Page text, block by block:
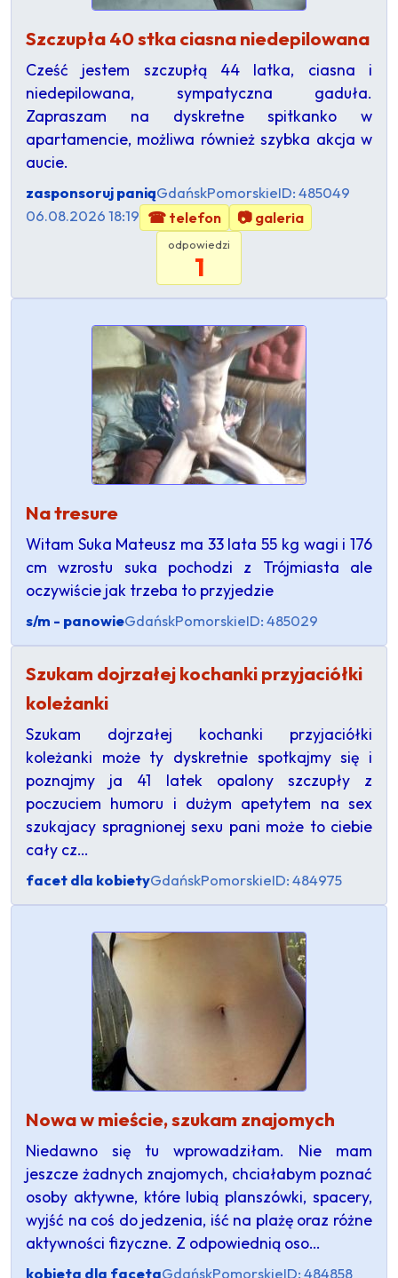
Szczupła 40 stka ciasna niedepilowana
Cześć jestem szczupłą 44 latka, ciasna i
niedepilowana, sympatyczna gaduła.
Zapraszam na dyskretne spitkanko w
apartamencie, możliwa również szybka akcja w
aucie.
zasponsoruj paniąGdańskPomorskieID: 485049
06.08.2026 18:19 ☎ telefon 📷 galeria
odpowiedzi
1
Na tresure
Witam Suka Mateusz ma 33 lata 55 kg wagi i 176
cm wzrostu suka pochodzi z Trójmiasta ale
oczywiście jak trzeba to przyjedzie
s/m - panowieGdańskPomorskieID: 485029
Szukam dojrzałej kochanki przyjaciółki
koleżanki
Szukam dojrzałej kochanki przyjaciółki
koleżanki może ty dyskretnie spotkajmy się i
poznajmy ja 41 latek opalony szczupły z
poczuciem humoru i dużym apetytem na sex
szukajacy spragnionej sexu pani może to ciebie
cały cz…
facet dla kobietyGdańskPomorskieID: 484975
Nowa w mieście, szukam znajomych
Niedawno się tu wprowadziłam. Nie mam
jeszcze żadnych znajomych, chciałabym poznać
osoby aktywne, które lubią planszówki, spacery,
wyjść na coś do jedzenia, iść na plażę oraz różne
aktywności fizyczne. Z odpowiednią oso…
kobieta dla facetaGdańskPomorskieID: 484858